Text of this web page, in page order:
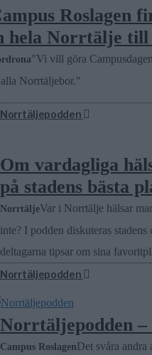
Roslagen
hela Norrtälje till
"Vi vill göra
Norrtäljebor."
Norrtäljepodden
Om vardagliga
på stadens bästa
NorrtäljeVar i Norrtälje hälsar
inte? I podden diskuteras
deltagarna tipsar om sina
Norrtäljepodden
Norrtäljepodden
Campus RoslagenDet svåra andra